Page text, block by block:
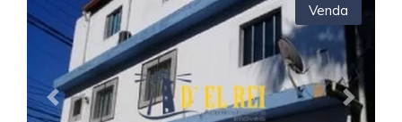
Previous Next
Venda